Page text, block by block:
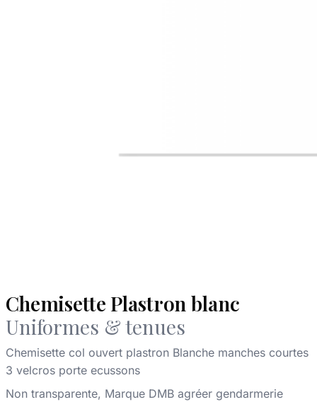
Chemisette Plastron blanc
Uniformes & tenues
Chemisette col ouvert plastron Blanche manches courtes
3 velcros porte ecussons
Non transparente, Marque DMB agréer gendarmerie